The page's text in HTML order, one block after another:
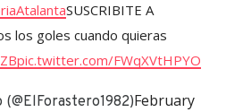
SUSCRIBITE A
los goles cuando quieras
pic.twitter.com/FWqXVtHPYO
February